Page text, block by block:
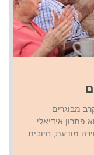
מבוגרים
פתרון אידיאלי
מודעת, חיובית